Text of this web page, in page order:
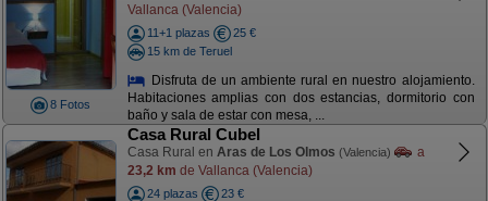
8 Fotos
Vallanca (Valencia)
11+1 plazas
25 €
15 km de Teruel
Disfruta de un ambiente rural en nuestro alojamiento.
Habitaciones amplias con dos estancias, dormitorio con
baño y sala de estar con mesa, ...
Casa Rural Cubel
Casa Rural en Aras de Los Olmos (Valencia)
a
23,2 km de Vallanca (Valencia)
24 plazas
23 €